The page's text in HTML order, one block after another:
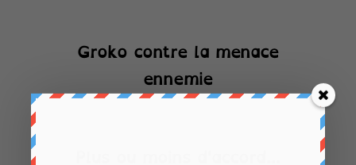
Groko contre la menace
ennemie